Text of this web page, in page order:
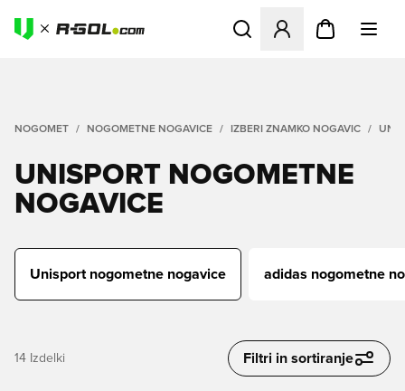
Odpre Modal za prijavo ali
NOGOMET NOGOMETNE NOGAVICE IZBERI ZNAMKO NOGAVIC
UNISPORT NOGOMETNE
NOGAVICE
Unisport nogometne nogavice adidas nogometne
14 Izdelki Filtri in sortiranje